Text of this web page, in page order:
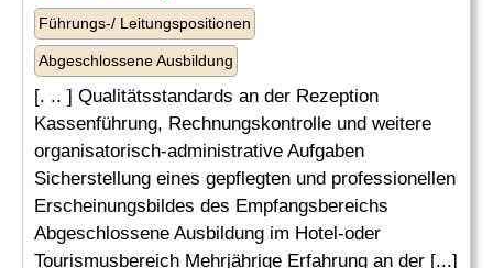
Führungs-/ Leitungspositionen
Abgeschlossene Ausbildung
[. .. ] Qualitätsstandards an der Rezeption
Kassenführung, Rechnungskontrolle und weitere
organisatorisch-administrative Aufgaben
Sicherstellung eines gepflegten und professionellen
Erscheinungsbildes des Empfangsbereichs
Abgeschlossene Ausbildung im Hotel-oder
Tourismusbereich Mehrjährige Erfahrung an der [...]